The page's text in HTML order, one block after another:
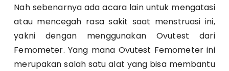
Nah sebenarnya ada acara lain untuk mengatasi
atau mencegah rasa sakit saat menstruasi ini,
yakni dengan menggunakan Ovutest dari
Femometer. Yang mana Ovutest Femometer ini
merupakan salah satu alat yang bisa membantu